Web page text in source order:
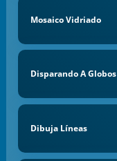
Mosaico Vidriado
Disparando A Globos
Dibuja Líneas